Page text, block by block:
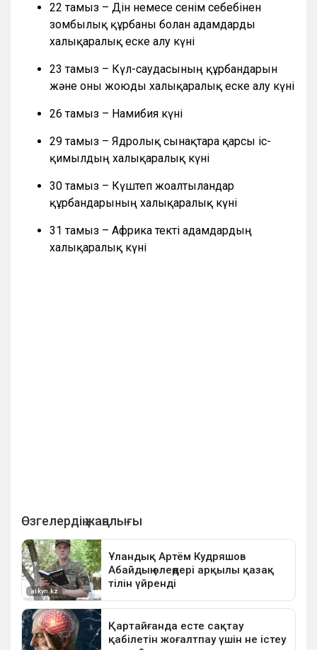
22 тамыз – Дін немесе сенім себебінен
зомбылық құрбаны болған адамдарды
халықаралық еске алу күні
23 тамыз – Күл-саудасының құрбандарын
және оны жоюды халықаралық еске алу күні
26 тамыз – Намибия күні
29 тамыз – Ядролық сынақтарға қарсы іс-
қимылдың халықаралық күні
30 тамыз – Күштеп жоғалтылғандар
құрбандарының халықаралық күні
31 тамыз – Африка текті адамдардың
халықаралық күні